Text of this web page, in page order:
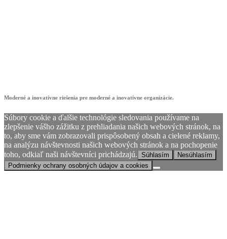
Moderné a inovatívne riešenia pre moderné a inovatívne organizácie.
Súbory cookie a ďalšie technológie sledovania používame na
zlepšenie vášho zážitku z prehliadania našich webových stránok, na
to, aby sme vám zobrazovali prispôsobený obsah a cielené reklamy,
na analýzu návštevnosti našich webových stránok a na pochopenie
toho, odkiaľ naši návštevníci prichádzajú. Súhlasím
Nesúhlasím
Podmienky ochrany osobných údajov a cookies